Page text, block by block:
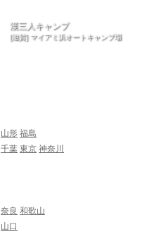
漢三人キャンプ
[滋賀] マイアミ浜オートキャンプ場
山形 福島
千葉 東京 神奈川
奈良 和歌山
山口